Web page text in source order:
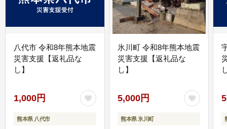
八代市 令和8年熊本地震
災害支援【返礼品な
し】
1,000円
熊本県 八代市
氷川町 令和8年熊本地震
災害支援【返礼品な
し】
5,000円
熊本県 氷川町